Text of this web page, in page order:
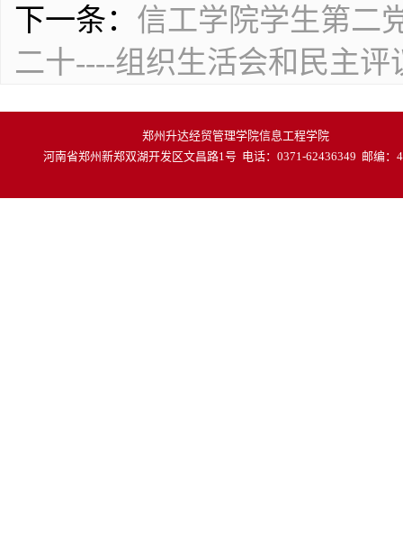
下一条： 信工学院学生第二
二十----组织生活会和民主评
郑州升达经贸管理学院信息工程学院
河南省郑州新郑双湖开发区文昌路1号 电话：0371-62436349 邮编：